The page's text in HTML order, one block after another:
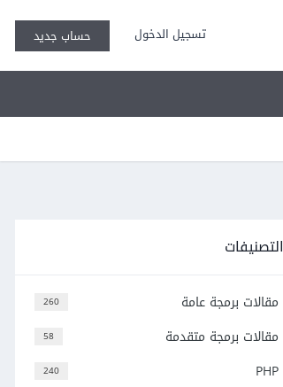
تسجيل الدخول حساب جديد
التصنيفات
260 مقالات برمجة عامة
58 مقالات برمجة متقدمة
240 PHP